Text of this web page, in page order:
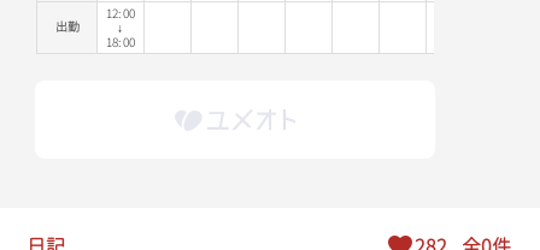
出勤
12:00
↓
18:00